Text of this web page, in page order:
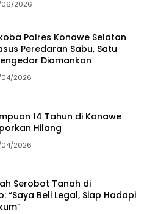
2026
Polres Konawe Selatan
Peredaran Sabu, Satu
Diamankan
2026
14 Tahun di Konawe
Hilang
2026
Serobot Tanah di
“Saya Beli Legal, Siap Hadapi